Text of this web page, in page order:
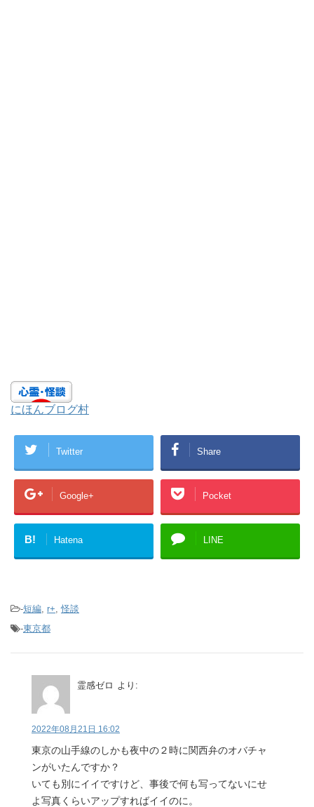
にほんブログ村
Twitter Share
Google+ Pocket
B! Hatena LINE
-短編 r+ ,怪談
-東京都
霊感ゼロ より:
2022年08月21日 16:02
東京の山手線のしかも夜中の２時に関西弁のオバチャ
ンがいたんですか？
いても別にイイですけど、事後で何も写ってないにせ
よ写真くらいアップすればイイのに。